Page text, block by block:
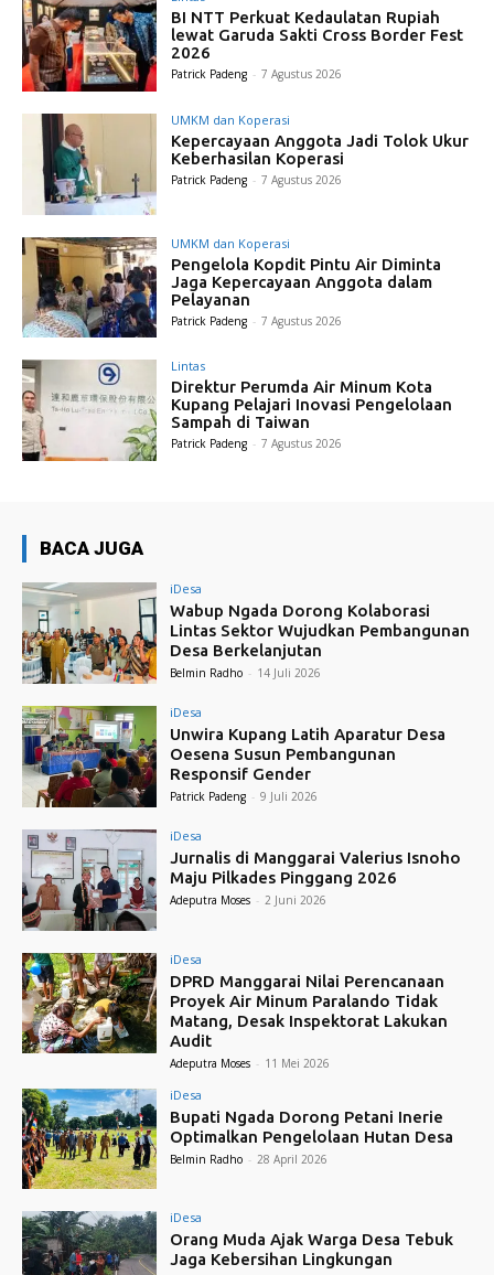
BI NTT Perkuat Kedaulatan Rupiah
lewat Garuda Sakti Cross Border Fest
2026
Patrick Padeng - 7 Agustus 2026
UMKM dan Koperasi
Kepercayaan Anggota Jadi Tolok Ukur
Keberhasilan Koperasi
Patrick Padeng - 7 Agustus 2026
UMKM dan Koperasi
Pengelola Kopdit Pintu Air Diminta
Jaga Kepercayaan Anggota dalam
Pelayanan
Patrick Padeng - 7 Agustus 2026
Lintas
Direktur Perumda Air Minum Kota
Kupang Pelajari Inovasi Pengelolaan
Sampah di Taiwan
Patrick Padeng - 7 Agustus 2026
BACA JUGA
iDesa
Wabup Ngada Dorong Kolaborasi
Lintas Sektor Wujudkan Pembangunan
Desa Berkelanjutan
Belmin Radho - 14 Juli 2026
iDesa
Unwira Kupang Latih Aparatur Desa
Oesena Susun Pembangunan
Responsif Gender
Patrick Padeng - 9 Juli 2026
iDesa
Jurnalis di Manggarai Valerius Isnoho
Maju Pilkades Pinggang 2026
Adeputra Moses - 2 Juni 2026
iDesa
DPRD Manggarai Nilai Perencanaan
Proyek Air Minum Paralando Tidak
Matang, Desak Inspektorat Lakukan
Audit
Adeputra Moses - 11 Mei 2026
iDesa
Bupati Ngada Dorong Petani Inerie
Optimalkan Pengelolaan Hutan Desa
Belmin Radho - 28 April 2026
iDesa
Orang Muda Ajak Warga Desa Tebuk
Jaga Kebersihan Lingkungan